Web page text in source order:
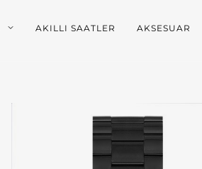
AKILLI SAATLER AKSESUAR